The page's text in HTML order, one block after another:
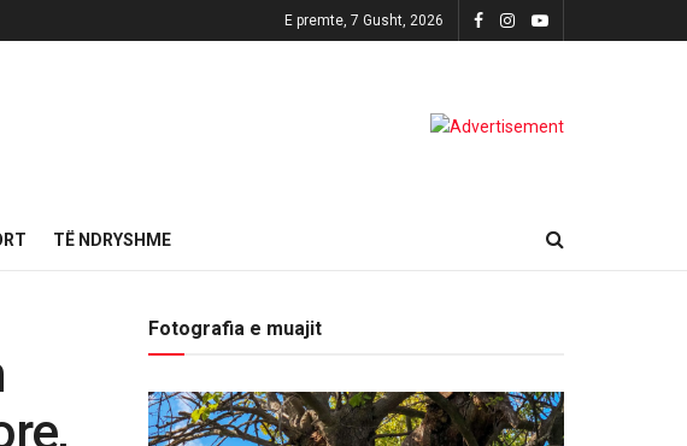
E premte, 7 Gusht, 2026
TË NDRYSHME
Fotografia e muajit